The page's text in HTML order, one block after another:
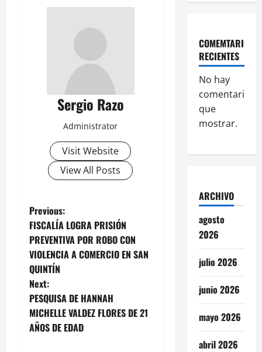
Sergio Razo
Administrator
Visit Website
View All Posts
P
o
s
t
n
a
Previous:
FISCALÍA LOGRA PRISIÓN
PREVENTIVA POR ROBO CON
VIOLENCIA A COMERCIO EN SAN
QUINTÍN
Next:
PESQUISA DE HANNAH
MICHELLE VALDEZ FLORES DE 21
AÑOS DE EDAD
COMEMTARIOS
RECIENTES
No hay
comentarios
que
mostrar.
ARCHIVO
agosto
2026
julio 2026
junio 2026
mayo 2026
abril 2026